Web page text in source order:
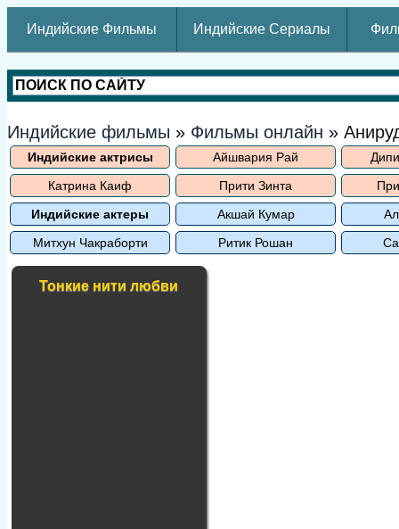
Индийские Фильмы Индийские Сериалы
Индийские фильмы » Фильмы онлайн »
Индийские актрисы Айшвария Рай
Катрина Каиф
Прити Зинта
Индийские актеры
Акшай Кумар
Митхун Чакраборти
Ритик Рошан
Тонкие нити любви